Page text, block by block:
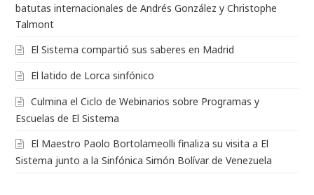
batutas internacionales de Andrés González y Christophe
Talmont
El Sistema compartió sus saberes en Madrid
El latido de Lorca sinfónico
Culmina el Ciclo de Webinarios sobre Programas y
Escuelas de El Sistema
El Maestro Paolo Bortolameolli finaliza su visita a El
Sistema junto a la Sinfónica Simón Bolívar de Venezuela